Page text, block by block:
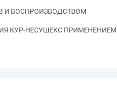
И ВОСПРОИЗВОДСТВОМ
КУР-НЕСУШЕКС